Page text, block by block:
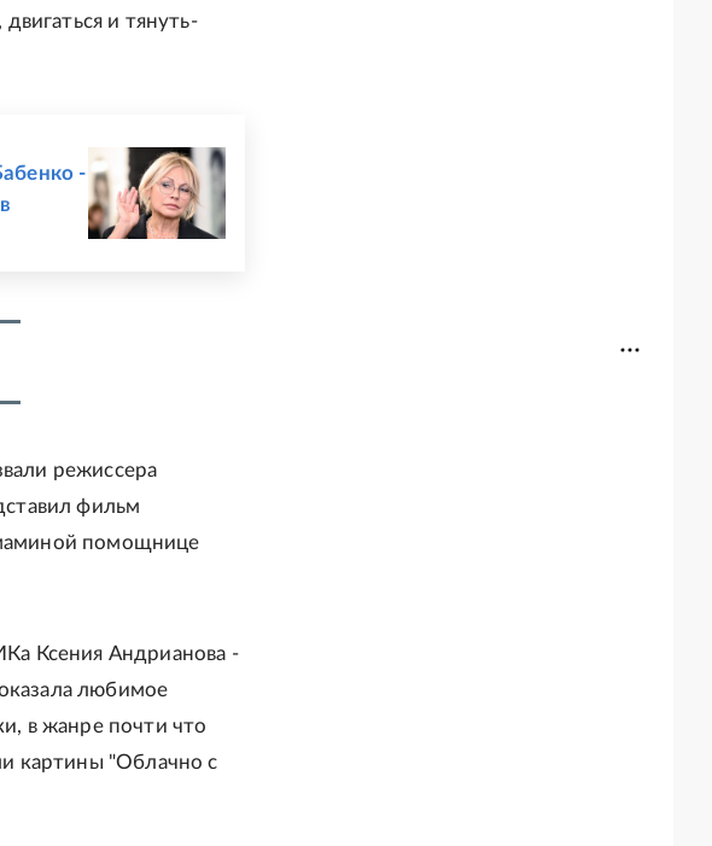
и тянуть-
-
режиссера
фильм
помощнице
Ксения Андрианова -
любимое
в жанре почти что
картины "Облачно с